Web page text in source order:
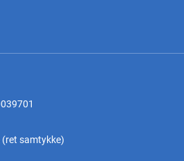
(ret samtykke)